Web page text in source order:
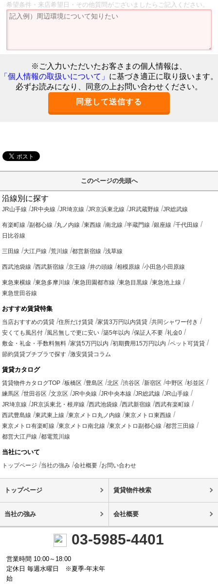
希望条件・来店希望日・その他質問がございましたらご記入ください。
※ご入力いただいたお客さまの個人情報は、
「個人情報の取扱いについて」 に基づき適正に取り扱います。
必ずお読みになり、同意の上お問い合わせください。
このページの先頭へ
沿線別に探す
JR山手線 JR中央線 JR埼京線 JR京浜東北線 JR武蔵野線 JR総武線
有楽町線 副都心線 丸ノ内線 東西線 南北線 半蔵門線 銀座線
千代田線
日比谷線
三田線 大江戸線 荒川線 都営新宿線 浅草線
西武池袋線 西武新宿線 京王線 井の頭線 相模原線 小田急小田原線
東急東横線 東急多摩川線 東急田園都市線 東急目黒線
東急池上線
東急世田谷線
おすすめ賃貸特集
当店おすすめの賃貸 住所だけ賃貸 家賃3万円以内賃貸
共同シャワー付き
安くても風呂付
風呂無しで更に安い 築5年以内 保証人不要
礼金0
敷金・礼金・手数料無料
家賃5万円以内 初期費用15万円以内
ペット可賃貸
節約賃貸プチプラで探す
激安賃貸コラム
賃貸カタログ
賃貸物件カタログTOP 板橋区 豊島区 北区 渋谷区 新宿区 中野区
杉並区
練馬区
世田谷区 文京区 JR中央線 JR中央本線 JR総武線
JR山手線
JR埼京線
JR京浜東北・根岸線 西武池袋線 西武新宿線
西武有楽町線
西武豊島線
東武東上線 東京メトロ丸ノ内線
東京メトロ東西線
東京メトロ有楽町線
東京メトロ南北線 東京メトロ副都心線
都営三田線
都営大江戸線
都電荒川線
当社について
トップページ 当社の強み 会社概要 お問い合わせ
トップページ 賃貸物件検索
当社の強み 会社概要
03-5985-4401
営業時間 10:00～18:00
定休日 毎週水曜日 ※夏季-年末年
始